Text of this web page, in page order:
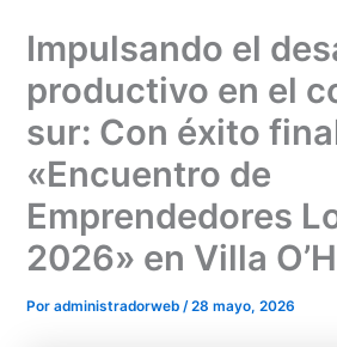
Impulsando el
productivo en el
sur: Con éxito
«Encuentro de
Emprendedores
2026» en Villa
Poradministradorweb/28 mayo, 2026